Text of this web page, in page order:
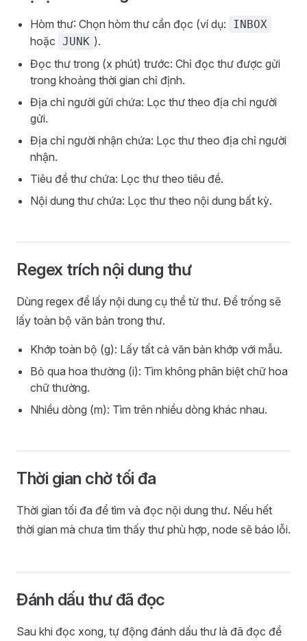
Hòm thư: Chọn hòm thư cần đọc (ví dụ: INBOX
hoặc JUNK ).
Đọc thư trong (x phút) trước: Chỉ đọc thư được gửi
trong khoảng thời gian chỉ định.
Địa chỉ người gửi chứa: Lọc thư theo địa chỉ người
gửi.
Địa chỉ người nhận chứa: Lọc thư theo địa chỉ người
nhận.
Tiêu đề thư chứa: Lọc thư theo tiêu đề.
Nội dung thư chứa: Lọc thư theo nội dung bất kỳ.
Regex trích nội dung thư
Dùng regex để lấy nội dung cụ thể từ thư. Để trống sẽ
lấy toàn bộ văn bản trong thư.
Khớp toàn bộ (g): Lấy tất cả văn bản khớp với mẫu.
Bỏ qua hoa thường (i): Tìm không phân biệt chữ hoa
chữ thường.
Nhiều dòng (m): Tìm trên nhiều dòng khác nhau.
Thời gian chờ tối đa
Thời gian tối đa để tìm và đọc nội dung thư. Nếu hết
thời gian mà chưa tìm thấy thư phù hợp, node sẽ báo lỗi.
Đánh dấu thư đã đọc
Sau khi đọc xong, tự động đánh dấu thư là đã đọc để